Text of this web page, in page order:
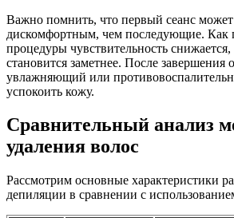
Важно помнить, что первый сеанс может
дискомфортным, чем последующие. Как
процедуры чувствительность снижается,
становится заметнее. После завершения
увлажняющий или
успокоить кожу.
Сравнительный анализ
удаления волос
Рассмотрим основные характеристики
депиляции в сравнении с